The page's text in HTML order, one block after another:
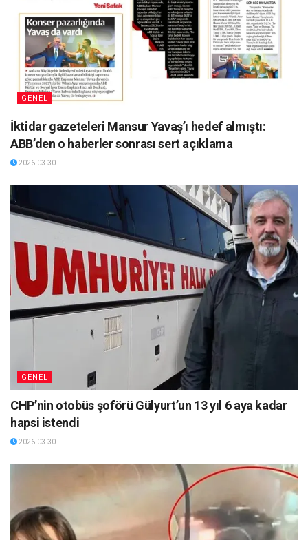
GENEL
İktidar gazeteleri Mansur Yavaş’ı hedef almıştı:
ABB’den o haberler sonrası sert açıklama
2026-03-30
GENEL
CHP’nin otobüs şoförü Gülyurt’un 13 yıl 6 aya kadar
hapsi istendi
2026-03-30